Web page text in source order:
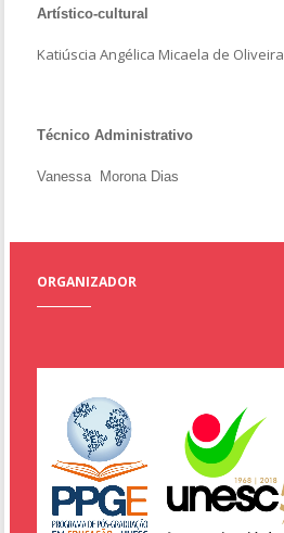
Artístico-cultural
Katiúscia Angélica Micaela de Oliveira
Técnico Administrativo
Vanessa Morona Dias
ORGANIZADOR